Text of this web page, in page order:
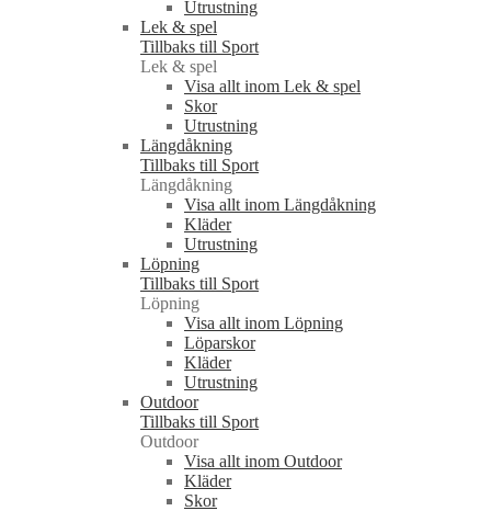
Utrustning
Lek & spel
Tillbaks till Sport
Lek & spel
Visa allt inom Lek & spel
Skor
Utrustning
Längdåkning
Tillbaks till Sport
Längdåkning
Visa allt inom Längdåkning
Kläder
Utrustning
Löpning
Tillbaks till Sport
Löpning
Visa allt inom Löpning
Löparskor
Kläder
Utrustning
Outdoor
Tillbaks till Sport
Outdoor
Visa allt inom Outdoor
Kläder
Skor